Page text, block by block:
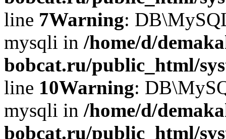
line 7Warning:
mysqli in /home/d/
bobcat.ru/public_html/
line 10Warning:
mysqli in /home/d/
bobcat.ru/public_html/